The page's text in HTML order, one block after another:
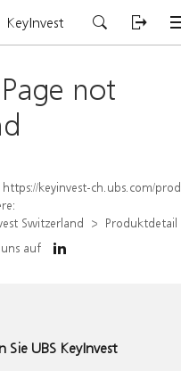
KeyInvest
not
https://keyinvest-ch.ubs.com/produkt/detail/index/isin/CH1575365973
Switzerland
Produktdetail
auf
Sie UBS KeyInvest